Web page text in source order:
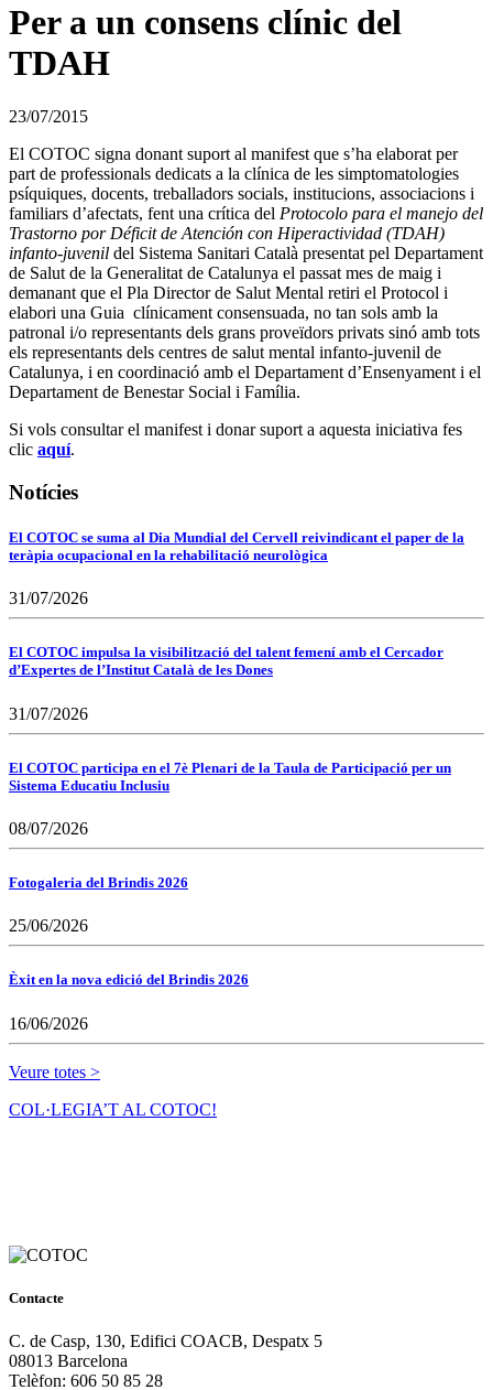
Per a un consens clínic del
TDAH
23/07/2015
El COTOC signa donant suport al manifest que s’ha elaborat per
part de professionals dedicats a la clínica de les simptomatologies
psíquiques, docents, treballadors socials, institucions, associacions i
familiars d’afectats, fent una crítica del Protocolo para el manejo del
Trastorno por Déficit de Atención con Hiperactividad (TDAH)
infanto-juvenil del Sistema Sanitari Català presentat pel Departament
de Salut de la Generalitat de Catalunya el passat mes de maig i
demanant que el Pla Director de Salut Mental retiri el Protocol i
elabori una Guia clínicament consensuada, no tan sols amb la
patronal i/o representants dels grans proveïdors privats sinó amb tots
els representants dels centres de salut mental infanto-juvenil de
Catalunya, i en coordinació amb el Departament d’Ensenyament i el
Departament de Benestar Social i Família.
Si vols consultar el manifest i donar suport a aquesta iniciativa fes
clic aquí.
Notícies
El COTOC se suma al Dia Mundial del Cervell reivindicant el paper de la
teràpia ocupacional en la rehabilitació neurològica
31/07/2026
El COTOC impulsa la visibilització del talent femení amb el Cercador
d’Expertes de l’Institut Català de les Dones
31/07/2026
El COTOC participa en el 7è Plenari de la Taula de Participació per un
Sistema Educatiu Inclusiu
08/07/2026
Fotogaleria del Brindis 2026
25/06/2026
Èxit en la nova edició del Brindis 2026
16/06/2026
Veure totes >
COL·LEGIA’T AL COTOC!
Contacte
C. de Casp, 130, Edifici COACB, Despatx 5
08013 Barcelona
Telèfon: 606 50 85 28